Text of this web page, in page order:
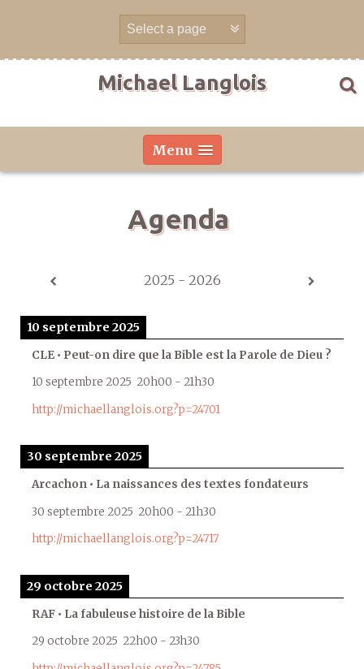
Michael Langlois
Menu
Agenda
2025 - 2026
10 septembre 2025
CLE • Peut-on dire que la Bible est la Parole de Dieu ?
10 septembre 2025 20h00 - 21h30
http://michaellanglois.org?p=24701
30 septembre 2025
Arcachon • La naissances des textes fondateurs
30 septembre 2025 20h00 - 21h30
http://michaellanglois.org?p=24717
29 octobre 2025
RAF • La fabuleuse histoire de la Bible
29 octobre 2025 22h00 - 23h30